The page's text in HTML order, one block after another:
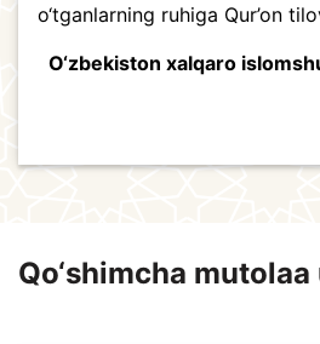
o‘tganlarning ruhiga Qur’on
O‘zbekiston xalqaro
Qo‘shimcha